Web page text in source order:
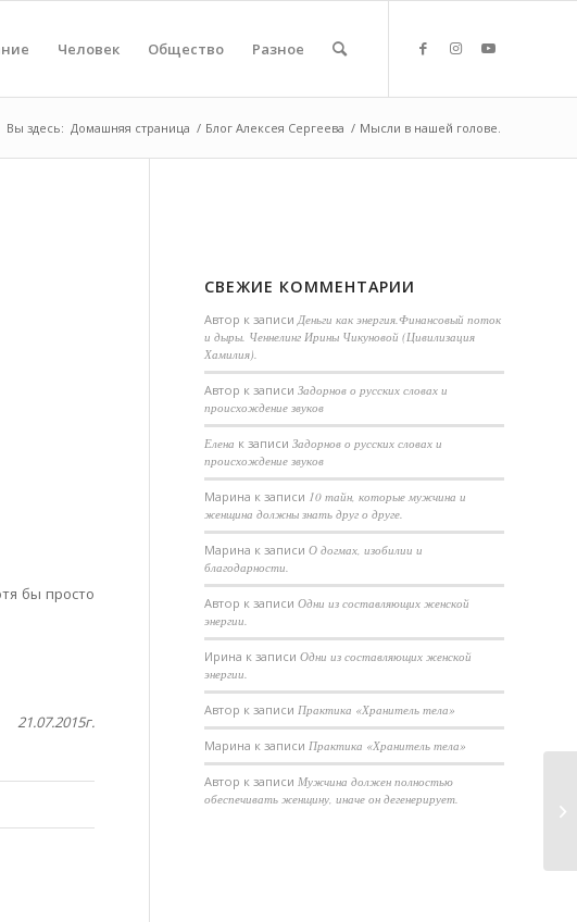
Человек Общество Разное
Вы здесь: Домашняя страница / Блог Алексея Сергеева / Мысли в нашей голове.
бы просто
21.07.2015г.
СВЕЖИЕ КОММЕНТАРИИ
Автор к записиДеньги как энергия.Финансовый поток
и дыры. Ченнелинг Ирины Чикуновой (Цивилизация
Хамилия).
Aвтор к записиЗадорнов о русских словах и
происхождение звуков
Елена к записиЗадорнов о русских словах и
происхождение звуков
Марина к записи 10 тайн, которые мужчина и
женщина должны знать друг о друге.
Марина к записиО догмах, изобилии и
благодарности.
Автор к записиОдни из составляющих женской
энергии.
Ирина к записиОдни из составляющих женской
энергии.
Автор к записиПрактика «Хранитель тела»
Марина к записиПрактика «Хранитель тела»
Автор к записиМужчина должен полностью
обеспечивать женщину, иначе он дегенерирует.